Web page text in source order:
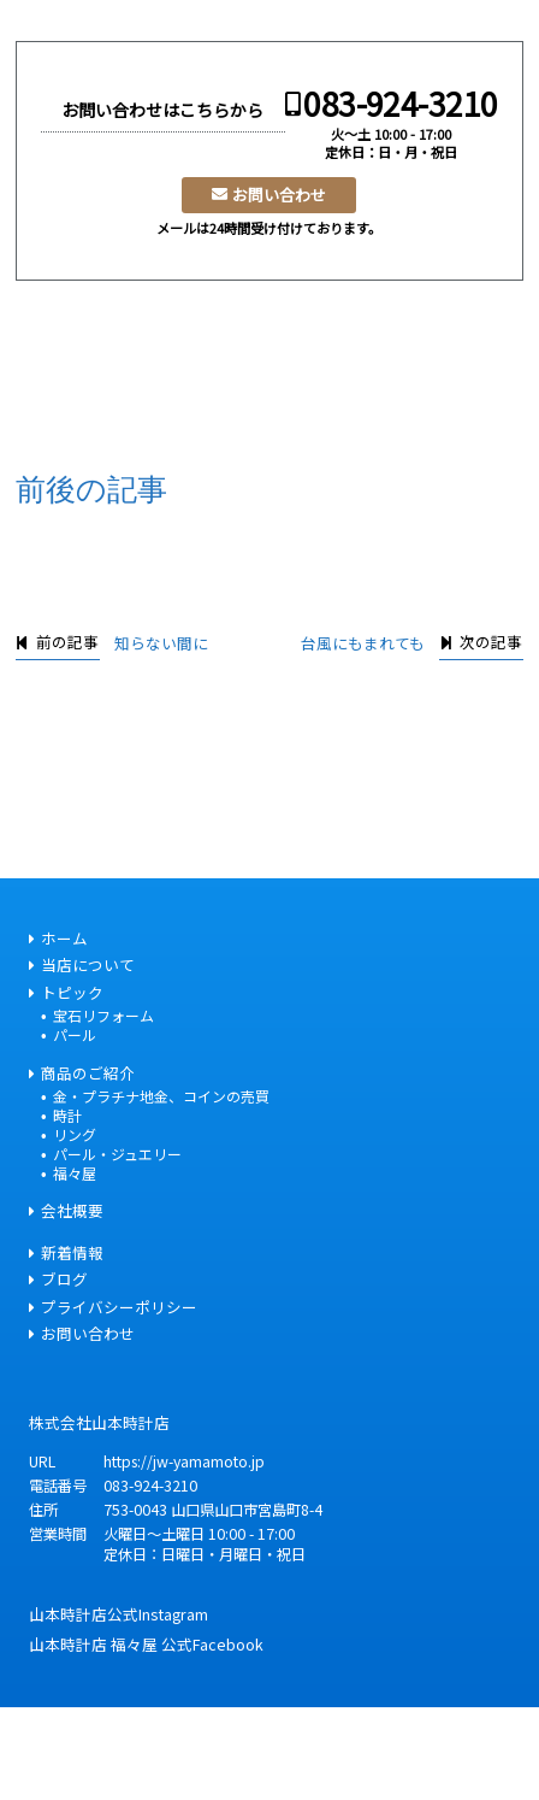
お問い合わせはこちらから 083-924-3210
火～土 10:00 - 17:00
定休日：日・月・祝日
お問い合わせ
メールは24時間受け付けております。
前後の記事
前の記事 知らない間に 次の記事
台風にもまれても
ホーム
当店について
トピック
宝石リフォーム
パール
商品のご紹介
金・プラチナ地金、コインの売買
時計
リング
パール・ジュエリー
福々屋
会社概要
新着情報
ブログ
プライバシーポリシー
お問い合わせ
株式会社山本時計店
URL
https://jw-yamamoto.jp
電話番号
083-924-3210
住所
753-0043 山口県山口市宮島町8-4
営業時間
火曜日～土曜日 10:00 - 17:00
定休日：日曜日・月曜日・祝日
山本時計店公式Instagram
山本時計店 福々屋 公式Facebook